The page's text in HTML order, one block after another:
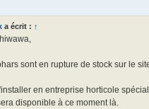
a écrit : ↑
sont en rupture de stock sur le
en entreprise horticole
disponible à ce moment là.